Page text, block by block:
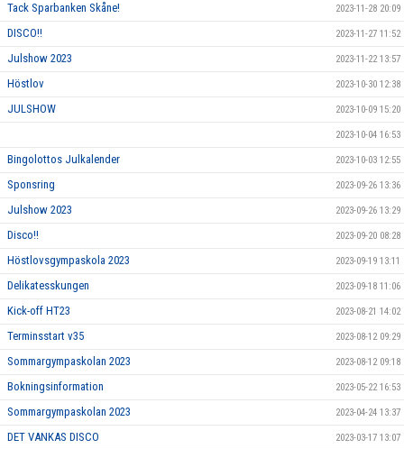
Tack Sparbanken Skåne! 2023-11-28 20:09
DISCO!! 2023-11-27 11:52
Julshow 2023 2023-11-22 13:57
Höstlov 2023-10-30 12:38
JULSHOW 2023-10-09 15:20
2023-10-04 16:53
Bingolottos Julkalender 2023-10-03 12:55
Sponsring 2023-09-26 13:36
Julshow 2023 2023-09-26 13:29
Disco!! 2023-09-20 08:28
Höstlovsgympaskola 2023 2023-09-19 13:11
Delikatesskungen 2023-09-18 11:06
Kick-off HT23 2023-08-21 14:02
Terminsstart v35 2023-08-12 09:29
Sommargympaskolan 2023 2023-08-12 09:18
Bokningsinformation 2023-05-22 16:53
Sommargympaskolan 2023 2023-04-24 13:37
DET VANKAS DISCO 2023-03-17 13:07